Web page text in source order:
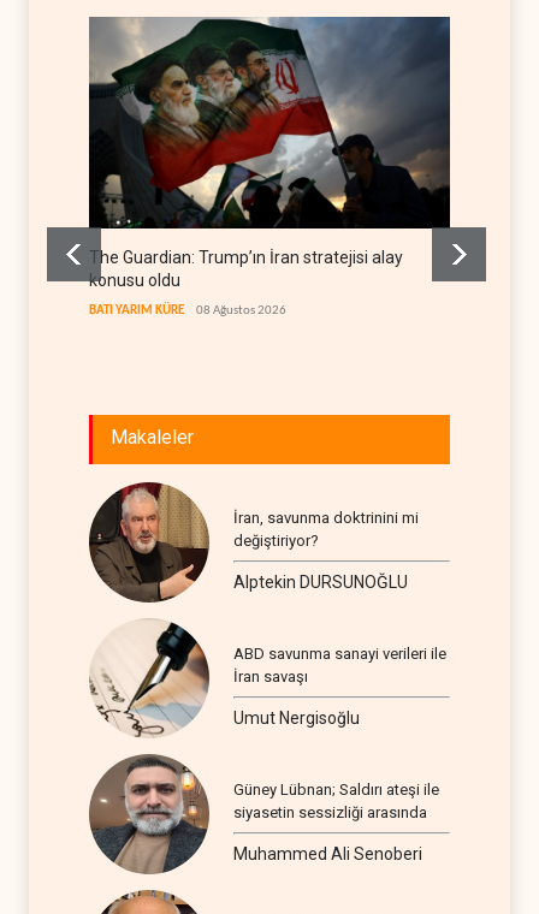
The Guardian: Trump’ın İran stratejisi alay
konusu oldu
BATI YARIM KÜRE 08 Ağustos 2026
Makaleler
İran, savunma doktrinini mi
değiştiriyor?
Alptekin DURSUNOĞLU
ABD savunma sanayi verileri ile
İran savaşı
Umut Nergisoğlu
Güney Lübnan; Saldırı ateşi ile
siyasetin sessizliği arasında
Muhammed Ali Senoberi